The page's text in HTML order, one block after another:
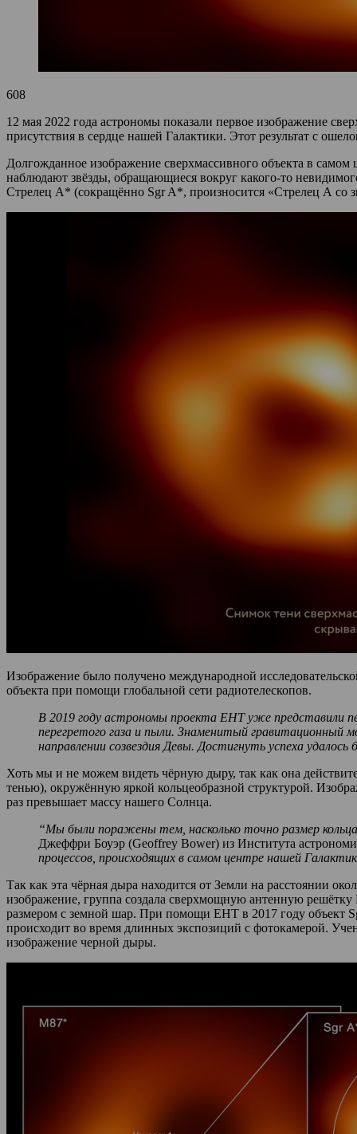
608
12 мая 2022 года астрономы показали первое изображение
присутствия в сердце нашей Галактики. Этот результат с
Долгожданное изображение сверхмассивного объекта в
наблюдают звёзды, обращающиеся вокруг какого-то
Стрелец A* (сокращённо Sgr A*, произносится «Стрелец А со
Изображение было получено международной
объекта при помощи глобальной сети радиотелескопов.
В 2019 году астрономы проекта EHT уже представили
перегретого газа и пыли. Знаменитый гравитационный
направлении созвездия Девы. Достигнуть успеха
Хоть мы и не можем видеть чёрную дыру, так как она
тенью), окружённую яркой кольцеобразной структурой.
раз превышает массу нашего Солнца.
“Мы были поражены тем, насколько точно размер
Джеффри Боуэр (Geoffrey Bower) из Института
процессов, происходящих в самом центре нашей
Так как эта чёрная дыра находится от Земли на расстоянии
изображение, группа создала сверхмощную антенную
размером с земной шар. При помощи EHT в 2017 году объект
происходит во время длинных экспозиций с фотокамерой.
изображение черной дыры.